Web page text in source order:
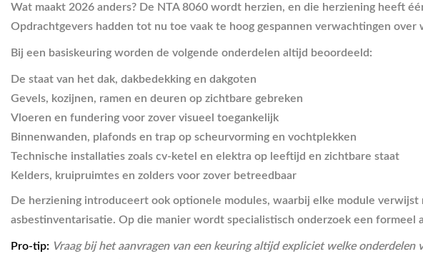
Wat maakt 2026 anders? De NTA 8060 wordt herzien, en die herziening heeft
Opdrachtgevers hadden tot nu toe vaak te hoog gespannen verwachtingen
Bij een basiskeuring worden de volgende onderdelen altijd beoordeeld:
De staat van het dak, dakbedekking en dakgoten
Gevels, kozijnen, ramen en deuren op zichtbare gebreken
Vloeren en fundering voor zover visueel toegankelijk
Binnenwanden, plafonds en trap op scheurvorming en vochtplekken
Technische installaties zoals cv-ketel en elektra op leeftijd en zichtbare staat
Kelders, kruipruimtes en zolders voor zover betreedbaar
De herziening introduceert ook optionele modules, waarbij elke module
asbestinventarisatie. Op die manier wordt specialistisch onderzoek een
Pro-tip: Vraag bij het aanvragen van een keuring altijd expliciet welke